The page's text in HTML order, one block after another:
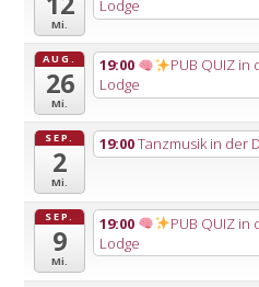
Mi.
Lodge
AUG.
26
Mi.
19:00 PUB QUIZ in
Lodge
SEP.
2
Mi.
19:00Tanzmusik in der
SEP.
9
Mi.
19:00 PUB QUIZ in
Lodge